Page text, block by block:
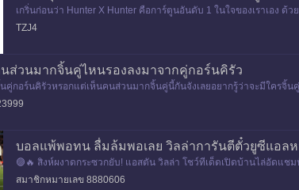
เกริ่นก่อนว่า Hunter X Hunter คือการ์ตูนอันดับ 1 ในใจของเราเอง
TZJ4
นส่วนมากจิ้นคู่ไหนรองลงมาจากคู่กอร์นคิรัว
นคู่กอร์นคิรัวหรอกแต่เห็นคนส่วนมากจิ้นคู่นี้กันจังเลยอยากรู้ว่าจะมีใคร
บอลแพ้พอทน ลื่มล้มพอเลย วิลล่าการันตีตั๋วยูซีแอล
🟣🔥 สิงห์ผงาดกระซวกยับ! แอสตัน วิลล่า โชว์ทีเด็ดเปิดบ้านไล่อัดแ
ดูกาลหน้าได้สำเร็จ หลังเก็
สมาชิกหมายเลข 8880606